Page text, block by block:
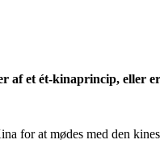
et ét-kinaprincip, eller
for at mødes med den